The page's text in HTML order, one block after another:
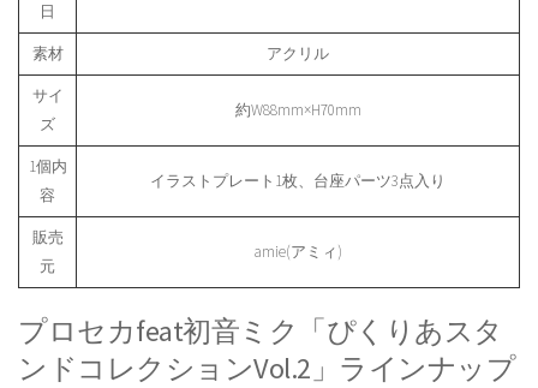
日
素材 アクリル
サイ
ズ
約W88mm×H70mm
1個内
容
イラストプレート1枚、台座パーツ3点入り
販売
元
amie(アミィ)
プロセカfeat初音ミク「ぴくりあスタ
ンドコレクションVol.2」ラインナップ